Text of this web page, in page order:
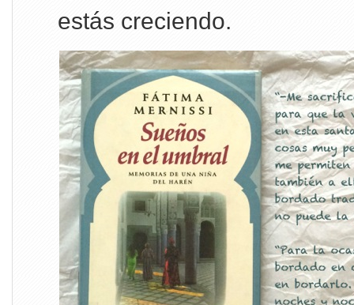
estás creciendo.